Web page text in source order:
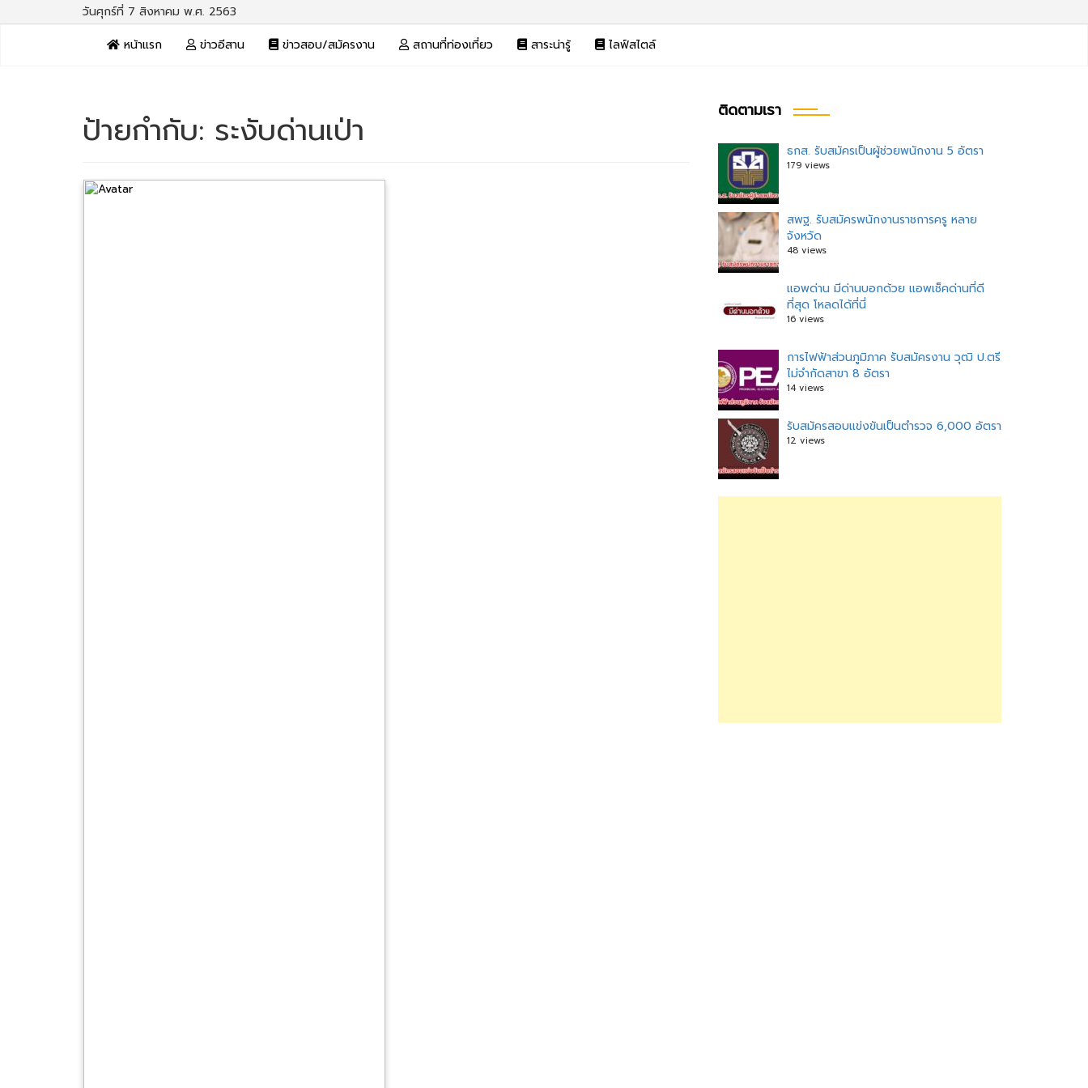
วันศุกร์ที่ 7 สิงหาคม พ.ศ. 2563
หน้าแรก
ข่าวอีสาน ข่าวสอบ/สมัครงาน สถานที่ท่องเที่ยว สาระน่ารู้ ไลฟ์สไตล์
ป้ายกำกับ: ระงับด่านเป่า ติดตามเรา
ธกส. รับสมัครเป็นผู้ช่วยพนักงาน 5 อัตรา
179 views
สพฐ. รับสมัครพนักงานราชการครู หลาย
จังหวัด
48 views
แอพด่าน มีด่านบอกด้วย แอพเช็คด่านที่ดี
ที่สุด โหลดได้ที่นี่
16 views
การไฟฟ้าส่วนภูมิภาค รับสมัครงาน วุฒิ ป.ตรี
ไม่จำกัดสาขา 8 อัตรา
14 views
รับสมัครสอบแข่งขันเป็นตำรวจ 6,000 อัตรา
12 views